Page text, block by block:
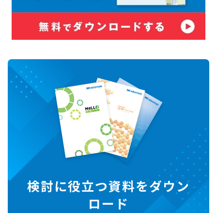
検討に役立つ資料をダウン
ロード